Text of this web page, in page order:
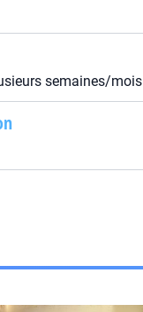
semaines/mois